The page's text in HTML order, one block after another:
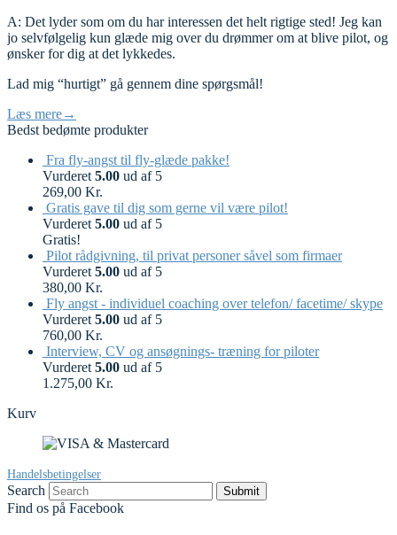
A: Det lyder som om du har interessen det helt rigtige sted! Jeg kan
jo selvfølgelig kun glæde mig over du drømmer om at blive pilot, og
ønsker for dig at det lykkedes.
Lad mig “hurtigt” gå gennem dine spørgsmål!
Læs mere→
Bedst bedømte produkter
Fra fly-angst til fly-glæde pakke!
Vurderet 5.00 ud af 5
269,00 Kr.
Gratis gave til dig som gerne vil være pilot!
Vurderet 5.00 ud af 5
Gratis!
Pilot rådgivning, til privat personer såvel som firmaer
Vurderet 5.00 ud af 5
380,00 Kr.
Fly angst - individuel coaching over telefon/ facetime/ skype
Vurderet 5.00 ud af 5
760,00 Kr.
Interview, CV og ansøgnings- træning for piloter
Vurderet 5.00 ud af 5
1.275,00 Kr.
Kurv
Handelsbetingelser
Search Submit
Find os på Facebook